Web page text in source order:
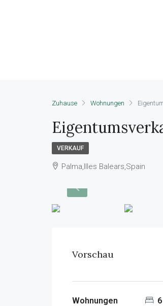
Zuhause Wohnungen
VERKAUF
Palma,Illes Balears,Spain
Vorschau
Wohnungen 6